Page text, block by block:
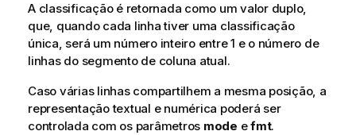
A classificação é retornada como um valor duplo,
que, quando cada linha tiver uma classificação
única, será um número inteiro entre 1 e o número de
linhas do segmento de coluna atual.
Caso várias linhas compartilhem a mesma posição, a
representação textual e numérica poderá ser
controlada com os parâmetros mode efmt.